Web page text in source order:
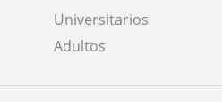
Universitarios
Adultos